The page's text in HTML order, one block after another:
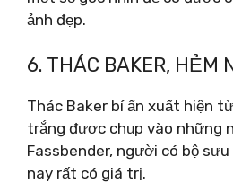
ảnh đẹp.
6. THÁC BAKER, HẺM
Thác Baker bí ẩn xuất hiện
trắng được chụp vào những
Fassbender, người có bộ
nay rất có giá trị.